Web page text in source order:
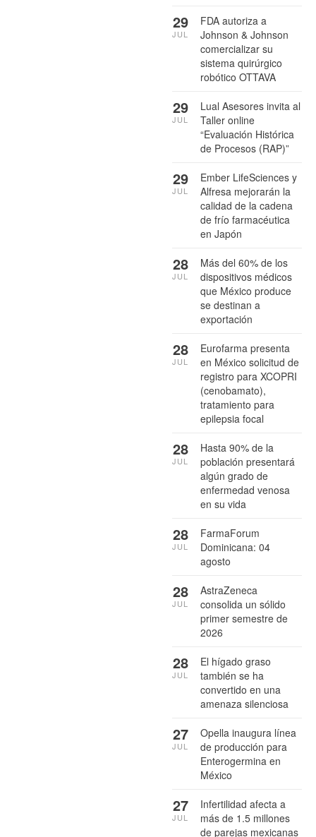
FDA autoriza a
Johnson & Johnson
comercializar su
sistema quirúrgico
robótico OTTAVA
29
JUL
Lual Asesores invita al
Taller online
“Evaluación Histórica
de Procesos (RAP)”
29
JUL
Ember LifeSciences y
Alfresa mejorarán la
calidad de la cadena
de frío farmacéutica
en Japón
29
JUL
Más del 60% de los
dispositivos médicos
que México produce
se destinan a
exportación
28
JUL
Eurofarma presenta
en México solicitud de
registro para XCOPRI
(cenobamato),
tratamiento para
epilepsia focal
28
JUL
Hasta 90% de la
población presentará
algún grado de
enfermedad venosa
en su vida
28
JUL
FarmaForum
Dominicana: 04
agosto
28
JUL
AstraZeneca
consolida un sólido
primer semestre de
2026
28
JUL
El hígado graso
también se ha
convertido en una
amenaza silenciosa
28
JUL
Opella inaugura línea
de producción para
Enterogermina en
México
27
JUL
Infertilidad afecta a
más de 1.5 millones
de parejas mexicanas
27
JUL